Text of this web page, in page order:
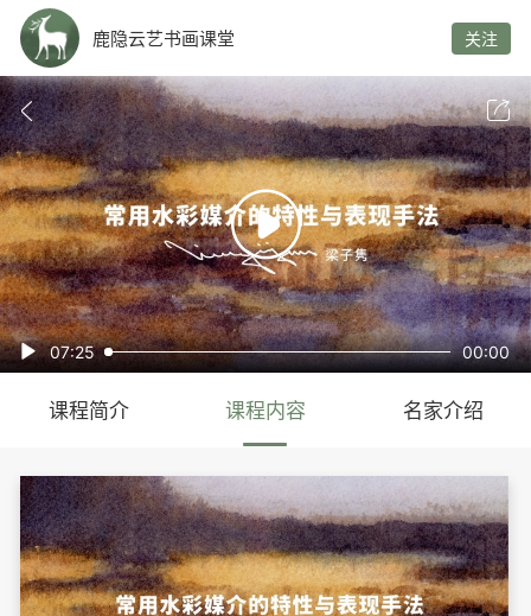
鹿隐云艺书画课堂 关注

 07:25 00:00
 
课程简介 课程内容 名家介绍